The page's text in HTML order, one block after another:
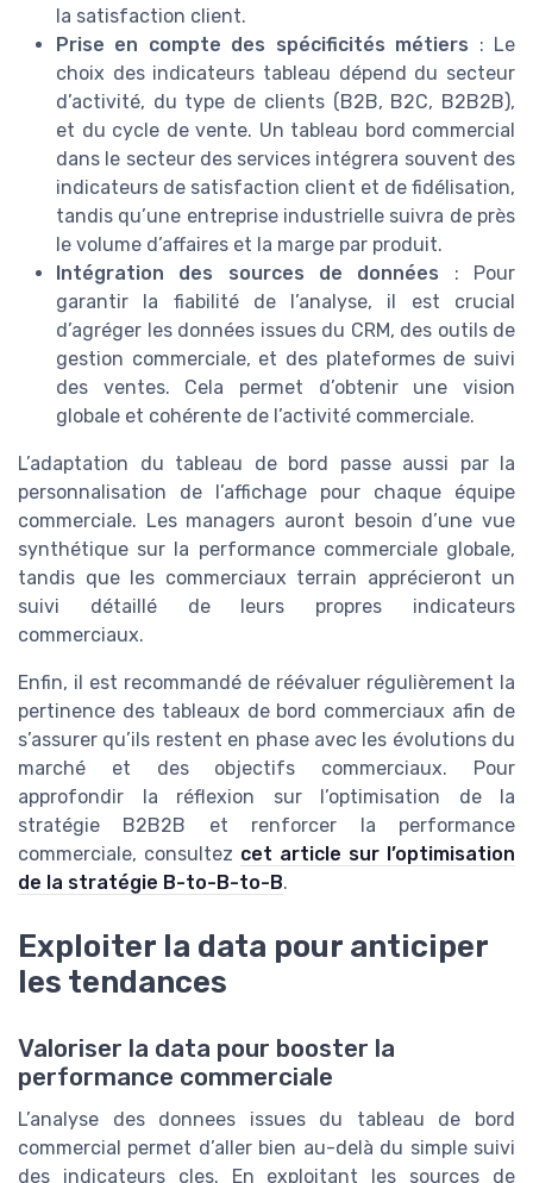
la satisfaction client.
Prise en compte des spécificités métiers : Le
choix des indicateurs tableau dépend du secteur
d’activité, du type de clients (B2B, B2C, B2B2B),
et du cycle de vente. Un tableau bord commercial
dans le secteur des services intégrera souvent des
indicateurs de satisfaction client et de fidélisation,
tandis qu’une entreprise industrielle suivra de près
le volume d’affaires et la marge par produit.
Intégration des sources de données : Pour
garantir la fiabilité de l’analyse, il est crucial
d’agréger les données issues du CRM, des outils de
gestion commerciale, et des plateformes de suivi
des ventes. Cela permet d’obtenir une vision
globale et cohérente de l’activité commerciale.
L’adaptation du tableau de bord passe aussi par la
personnalisation de l’affichage pour chaque équipe
commerciale. Les managers auront besoin d’une vue
synthétique sur la performance commerciale globale,
tandis que les commerciaux terrain apprécieront un
suivi détaillé de leurs propres indicateurs
commerciaux.
Enfin, il est recommandé de réévaluer régulièrement la
pertinence des tableaux de bord commerciaux afin de
s’assurer qu’ils restent en phase avec les évolutions du
marché et des objectifs commerciaux. Pour
approfondir la réflexion sur l’optimisation de la
stratégie B2B2B et renforcer la performance
commerciale, consultez cet article sur l’optimisation
de la stratégie B-to-B-to-B.
Exploiter la data pour anticiper
les tendances
Valoriser la data pour booster la
performance commerciale
L’analyse des donnees issues du tableau de bord
commercial permet d’aller bien au-delà du simple suivi
des indicateurs cles. En exploitant les sources de